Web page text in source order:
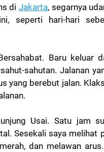
diJakarta, segarnya
seperti hari-hari
Baru keluar
sahutan. Jalanan
yang berebut jalan.
Usai.Satu jam
Sesekali saya melihat
dan melawan